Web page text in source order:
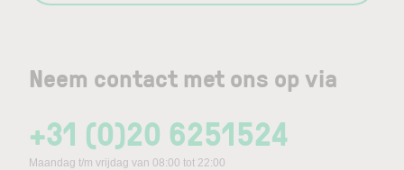
Neem contact met ons op via
+31 (0)20 6251524
Maandag t/m vrijdag van 08:00 tot 22:00